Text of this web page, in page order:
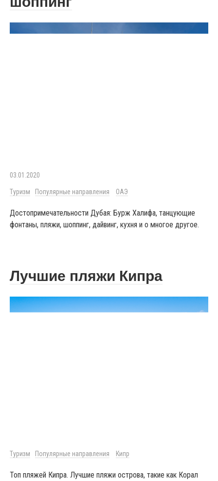
03.01.2020
Туризм Популярные направления ОАЭ
Достопримечательности Дубая: Бурж Халифа, танцующие
фонтаны, пляжи, шоппинг, дайвинг, кухня и о многое другое.
Лучшие пляжи Кипра
Туризм Популярные направления Кипр
Топ пляжей Кипра. Лучшие пляжи острова, такие как Корал